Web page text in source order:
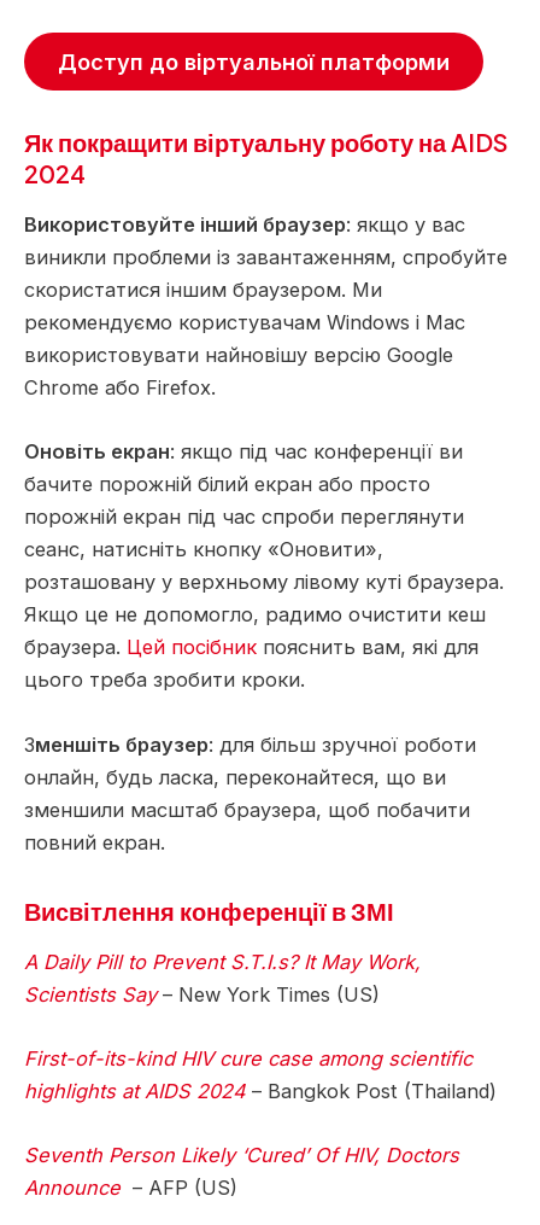
Доступ до віртуальної платформи
Як покращити віртуальну роботу на AIDS
2024
Використовуйте інший браузер: якщо у вас
виникли проблеми із завантаженням, спробуйте
скористатися іншим браузером. Ми
рекомендуємо користувачам Windows і Mac
використовувати найновішу версію Google
Chrome або Firefox.
Оновіть екран: якщо під час конференції ви
бачите порожній білий екран або просто
порожній екран під час спроби переглянути
сеанс, натисніть кнопку «Оновити»,
розташовану у верхньому лівому куті браузера.
Якщо це не допомогло, радимо очистити кеш
браузера. Цей посібник пояснить вам, які для
цього треба зробити кроки.
Зменшіть браузер: для більш зручної роботи
онлайн, будь ласка, переконайтеся, що ви
зменшили масштаб браузера, щоб побачити
повний екран.
Висвітлення конференції в ЗМІ
A Daily Pill to Prevent S.T.I.s? It May Work,
Scientists Say– New York Times (US)
First-of-its-kind HIV cure case among scientific
highlights at AIDS 2024 – Bangkok Post (Thailand)
Seventh Person Likely ‘Cured’ Of HIV, Doctors
Announce – AFP (US)